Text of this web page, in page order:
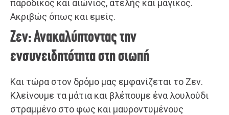
παροδικός και αιώνιος, ατελής και μαγικός.
Ακριβώς όπως και εμείς.
Zεν: Ανακαλύπτοντας την
ενσυνειδητότητα στη σιωπή
Και τώρα στον δρόμο μας εμφανίζεται το Ζεν.
Κλείνουμε τα μάτια και βλέπουμε ένα λουλούδι
στραμμένο στο φως και μαυροντυμένους